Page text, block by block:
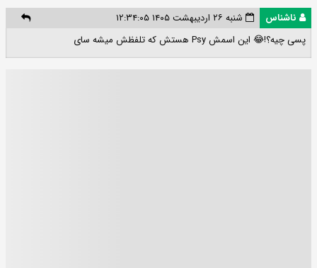
ناشناس
شنبه ۲۶ اردیبهشت ۱۴۰۵ ۱۲:۳۴:۰۵
پسی چیه؟!😂 این اسمش Psy هستش که تلفظش میشه سای